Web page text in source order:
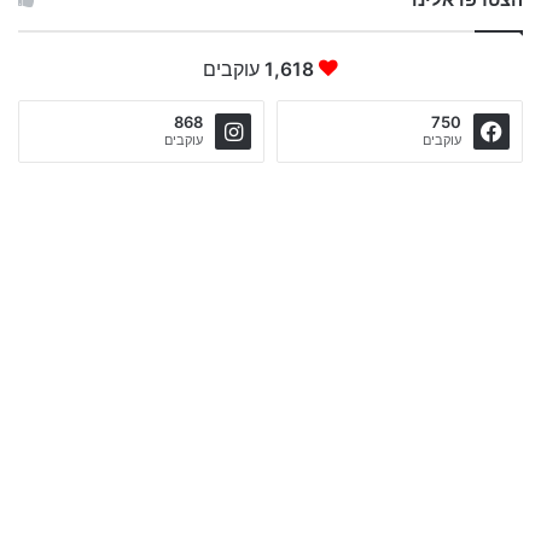
1,618 עוקבים
750
עוקבים
868
עוקבים